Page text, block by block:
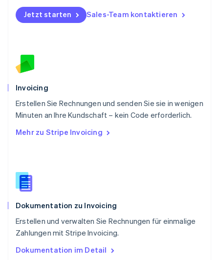
Jetzt starten Sales-Team kontaktieren
Invoicing
Erstellen Sie Rechnungen und senden Sie sie in wenigen
Minuten an Ihre Kundschaft – kein Code erforderlich.
Mehr zu Stripe Invoicing
Dokumentation zu Invoicing
Erstellen und verwalten Sie Rechnungen für einmalige
Zahlungen mit Stripe Invoicing.
Dokumentation im Detail
Portugal
PortuguêsEnglish
Schweden
Schweiz
Singapur
English简体中文
Slowakei
Slowenien
English
Spanien
Thailand
Tschechische Republik
English
English